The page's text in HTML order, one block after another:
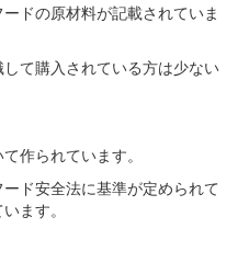
ドの原材料が記載されていま
て購入されている方は少ない
作られています。
ド安全法に基準が定められて
ます。